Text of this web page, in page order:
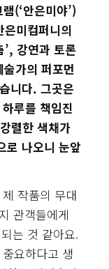
(‘안은미야’)
미컴퍼니의
’, 강연과 토론
가의 퍼포먼
니다. 그곳은
루를 책임진
렬한 색채가
로 나오니 눈앞
작품의 무대
관객들에게
는 것 같아요.
요하다고 생